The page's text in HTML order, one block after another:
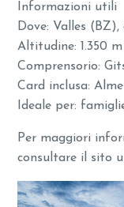
Informazioni utili
Dove: Valles
Altitudine: 1.350 m
Comprensorio:
Card inclusa:
Ideale per:
Per maggiori
consultare il sito